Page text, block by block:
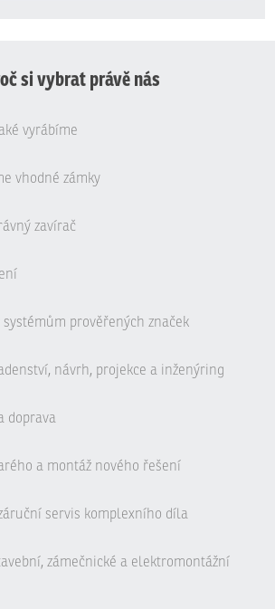
si vybrat právě nás
vyrábíme
vhodné zámky
zavírač
systémům prověřených značek
návrh, projekce a inženýring
doprava
a montáž nového řešení
servis komplexního díla
zámečnické a elektromontážní